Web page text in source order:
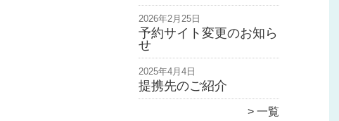
2026年2月25日
予約サイト変更のお知ら
せ
2025年4月4日
提携先のご紹介
一覧